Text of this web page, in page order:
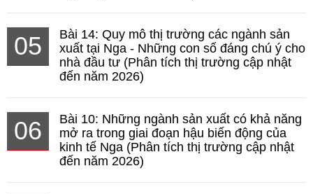
05
Bài 14: Quy mô thị trường các ngành sản
xuất tại Nga - Những con số đáng chú ý cho
nhà đầu tư (Phân tích thị trường cập nhật
đến năm 2026)
06
Bài 10: Những ngành sản xuất có khả năng
mở ra trong giai đoạn hậu biến động của
kinh tế Nga (Phân tích thị trường cập nhật
đến năm 2026)